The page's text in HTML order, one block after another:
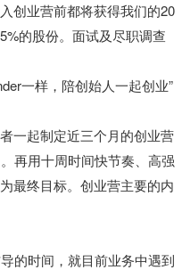
创业营前都将获得我们的20
的股份。面试及尽职调查
一起制定近三个月的创业营
再用十周时间快节奏、高强
最终目标。创业营主要的内
的时间，就目前业务中遇到